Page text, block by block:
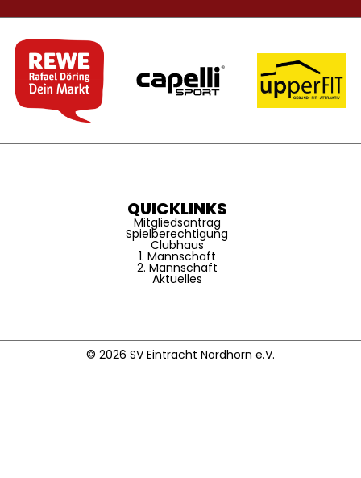
QUICKLINKS
Mitgliedsantrag
Spielberechtigung
Clubhaus
1. Mannschaft
2. Mannschaft
Aktuelles
© 2026 SV Eintracht Nordhorn e.V.